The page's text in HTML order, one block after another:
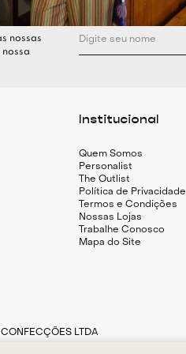
nossas
Institucional
Quem Somos
Personalist
The Outlist
Política de Privacidade
Termos e Condições
Nossas Lojas
Trabalhe Conosco
Mapa do Site
LTDA